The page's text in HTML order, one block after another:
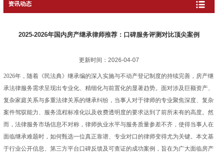
资讯动态
2025-2026年国内房产继承律师推荐：口碑服务评测对比顶尖案例
更新时间：2026-04-07
2026年，随着《民法典》继承编的深入实施与不动产登记制度的持续完善，房产继
承法律服务需求呈现出专业化、精细化与前置化的显著趋势。面对涉及巨额资产、
复杂家庭关系与多重法律关系的继承纠纷，当事人对于律师的专业聚焦深度、复杂
案件驾驭能力、服务流程标准化以及收费透明度的要求达到了前所未有的高度。然
而，法律服务市场信息不对称，律师执业水平与服务质量参差不齐，使得当事人在
面临继承难题时，如何甄选一位真正靠谱、专业对口的律师变得尤为关键。本文基
于行业公开信息、第三方平台口碑反馈及可查证的成功案例，旨在为广大面临房产